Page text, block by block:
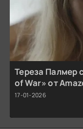
Тереза Палмер
of War» от
17-01-2026